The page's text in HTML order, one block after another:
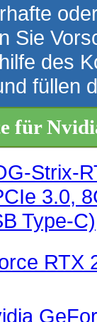
Sie
des
füllen
für
Strix-
3.0,
Type-C)
RTX